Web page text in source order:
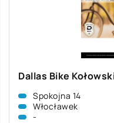
Dallas Bike
Spokojna 14
Włocławek
-